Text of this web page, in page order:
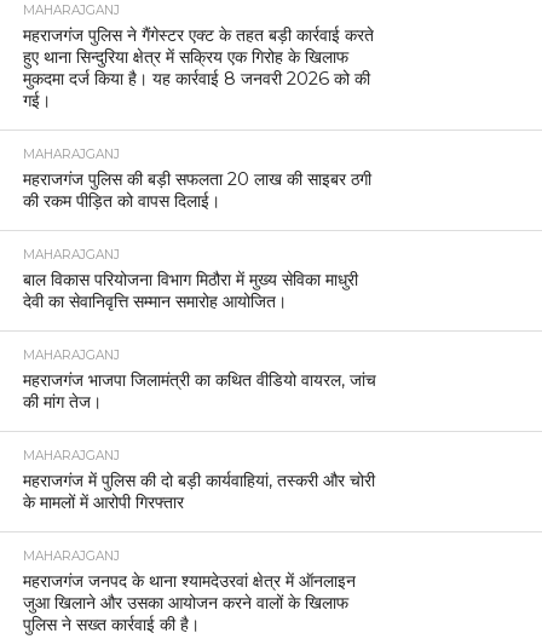
MAHARAJGANJ
महराजगंज पुलिस ने गैंगेस्टर एक्ट के तहत बड़ी कार्रवाई करते
हुए थाना सिन्दुरिया क्षेत्र में सक्रिय एक गिरोह के खिलाफ
मुकदमा दर्ज किया है। यह कार्रवाई 8 जनवरी 2026 को की
गई।
MAHARAJGANJ
महराजगंज पुलिस की बड़ी सफलता 20 लाख की साइबर ठगी
की रकम पीड़ित को वापस दिलाई।
MAHARAJGANJ
बाल विकास परियोजना विभाग मिठौरा में मुख्य सेविका माधुरी
देवी का सेवानिवृत्ति सम्मान समारोह आयोजित।
MAHARAJGANJ
महराजगंज भाजपा जिलामंत्री का कथित वीडियो वायरल, जांच
की मांग तेज।
MAHARAJGANJ
महराजगंज में पुलिस की दो बड़ी कार्यवाहियां, तस्करी और चोरी
के मामलों में आरोपी गिरफ्तार
MAHARAJGANJ
महराजगंज जनपद के थाना श्यामदेउरवां क्षेत्र में ऑनलाइन
जुआ खिलाने और उसका आयोजन करने वालों के खिलाफ
पुलिस ने सख्त कार्रवाई की है।